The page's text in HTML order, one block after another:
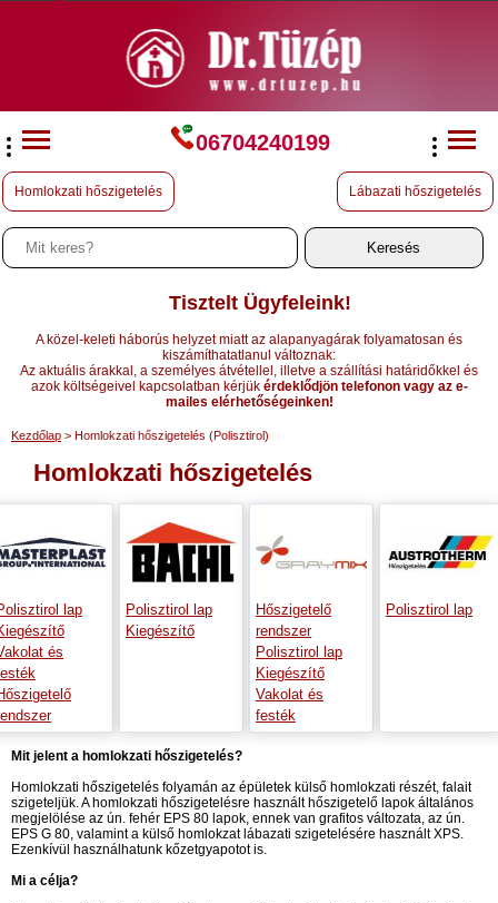
06704240199
Homlokzati hőszigetelés Lábazati hőszigetelés
Tisztelt Ügyfeleink!
A közel-keleti háborús helyzet miatt az alapanyagárak folyamatosan és
kiszámíthatatlanul változnak:
Az aktuális árakkal, a személyes átvétellel, illetve a szállítási határidőkkel és
azok költségeivel kapcsolatban kérjük érdeklődjön telefonon vagy az e-
mailes elérhetőségeinken!
Kezdőlap > Homlokzati hőszigetelés (Polisztirol)
Homlokzati hőszigetelés
lap
és
Polisztirol lap
Kiegészítő
Hőszigetelő
rendszer
Polisztirol lap
Kiegészítő
Vakolat és
festék
Polisztirol lap
Mit jelent a homlokzati hőszigetelés?
Homlokzati hőszigetelés folyamán az épületek külső homlokzati részét, falait
szigeteljük. A homlokzati hőszigetelésre használt hőszigetelő lapok általános
megjelölése az ún. fehér EPS 80 lapok, ennek van grafitos változata, az ún.
EPS G 80, valamint a külső homlokzat lábazati szigetelésére használt XPS.
Ezenkívül használhatunk kőzetgyapotot is.
Mi a célja?